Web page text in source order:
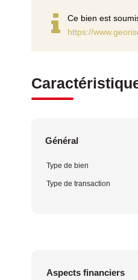
Ce bien est
https://
Général
Type de bien
Type de transaction
Aspects financiers